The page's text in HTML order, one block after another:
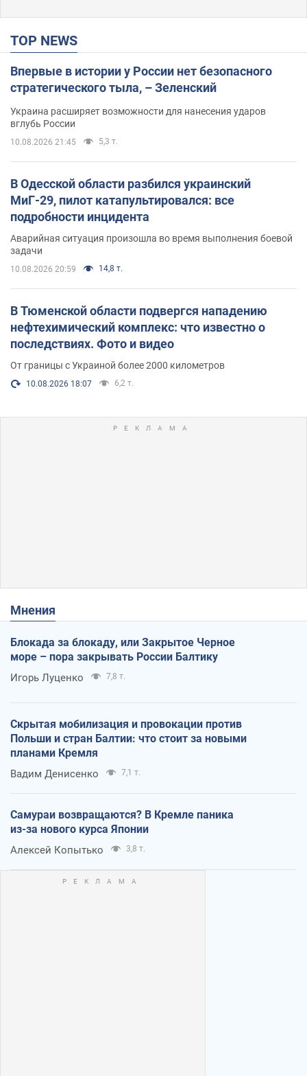
TOP NEWS
Впервые в истории у России нет безопасного
стратегического тыла, – Зеленский
Украина расширяет возможности для нанесения ударов
вглубь России
10.08.2026 21:45 5,3 т.
В Одесской области разбился украинский
МиГ-29, пилот катапультировался: все
подробности инцидента
Аварийная ситуация произошла во время выполнения боевой
задачи
10.08.2026 20:59 14,8 т.
В Тюменской области подвергся нападению
нефтехимический комплекс: что известно о
последствиях. Фото и видео
От границы с Украиной более 2000 километров
10.08.2026 18:07 6,2 т.
Мнения
Блокада за блокаду, или Закрытое Черное
море – пора закрывать России Балтику
Игорь Луценко 7,8 т.
Скрытая мобилизация и провокации против
Польши и стран Балтии: что стоит за новыми
планами Кремля
Вадим Денисенко 7,1 т.
Самураи возвращаются? В Кремле паника
из-за нового курса Японии
Алексей Копытько 3,8 т.